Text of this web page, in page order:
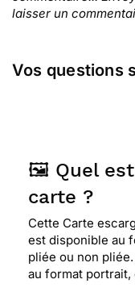
laisser un
Vos questions
🖼️ Quel
carte ?
Cette Carte
est disponible au
pliée ou non
au format portrait,